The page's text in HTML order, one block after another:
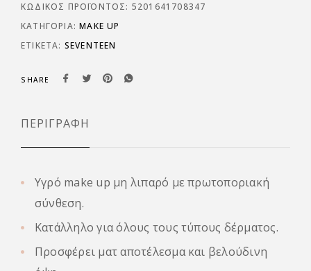
ΚΩΔΙΚΌΣ ΠΡΟΪΌΝΤΟΣ: 5201641708347
ΚΑΤΗΓΟΡΊΑ:MAKE UP
ΕΤΙΚΈΤΑ: SEVENTEEN
SHARE
ΠΕΡΙΓΡΑΦΉ
Υγρό make up μη λιπαρό με πρωτοποριακή
σύνθεση.
Κατάλληλο για όλους τους τύπους δέρματος.
Προσφέρει ματ αποτέλεσμα και βελούδινη